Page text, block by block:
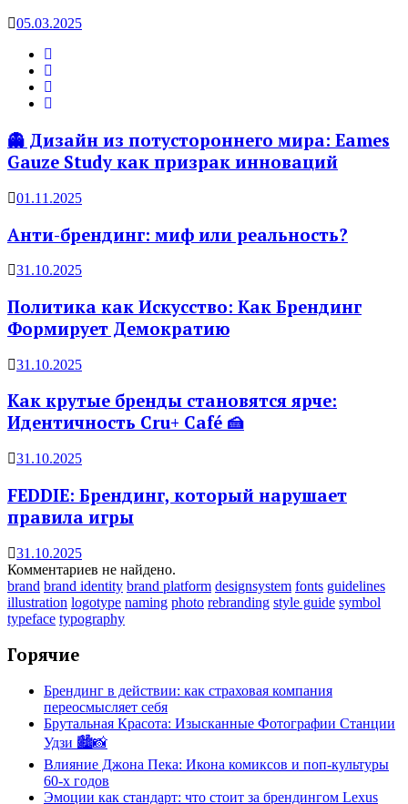
05.03.2025
👻 Дизайн из потустороннего мира: Eames
Gauze Study как призрак инноваций
01.11.2025
Анти-брендинг: миф или реальность?
31.10.2025
Политика как Искусство: Как Брендинг
Формирует Демократию
31.10.2025
Как крутые бренды становятся ярче:
Идентичность Cru+ Café 🍰
31.10.2025
FEDDIE: Брендинг, который нарушает
правила игры
31.10.2025
Комментариев не найдено.
brand brand identity brand platform designsystem fonts guidelines
illustration logotype naming photo rebranding style guide symbol
typeface typography
Горячие
Брендинг в действии: как страховая компания
переосмысляет себя
Брутальная Красота: Изысканные Фотографии Станции
Удзи 🏙️📸
Влияние Джона Пека: Икона комиксов и поп-культуры
60-х годов
Эмоции как стандарт: что стоит за брендингом Lexus